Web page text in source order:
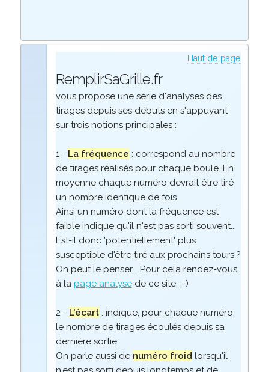
Haut de page
RemplirSaGrille.fr
vous propose une série d'analyses des
tirages depuis ses débuts en s'appuyant
sur trois notions principales :
1 - La fréquence : correspond au nombre
de tirages réalisés pour chaque boule. En
moyenne chaque numéro devrait être tiré
un nombre identique de fois.
Ainsi un numéro dont la fréquence est
faible indique qu'il n'est pas sorti souvent...
Est-il donc 'potentiellement' plus
susceptible d'être tiré aux prochains tours ?
On peut le penser... Pour cela rendez-vous
à la page analysede ce site. :-)
2 - L'écart: indique, pour chaque numéro,
le nombre de tirages écoulés depuis sa
dernière sortie.
On parle aussi de numéro froid lorsqu'il